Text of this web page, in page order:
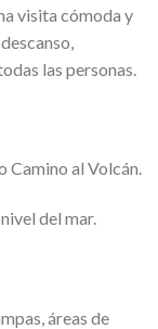
visita cómoda y
las personas.
Camino al Volcán.
del mar.
áreas de